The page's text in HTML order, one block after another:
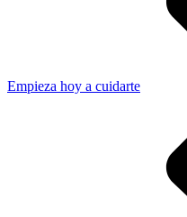
Empieza hoy a cuidarte